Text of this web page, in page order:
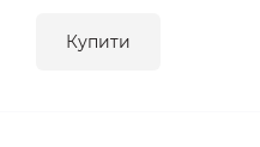
Купити